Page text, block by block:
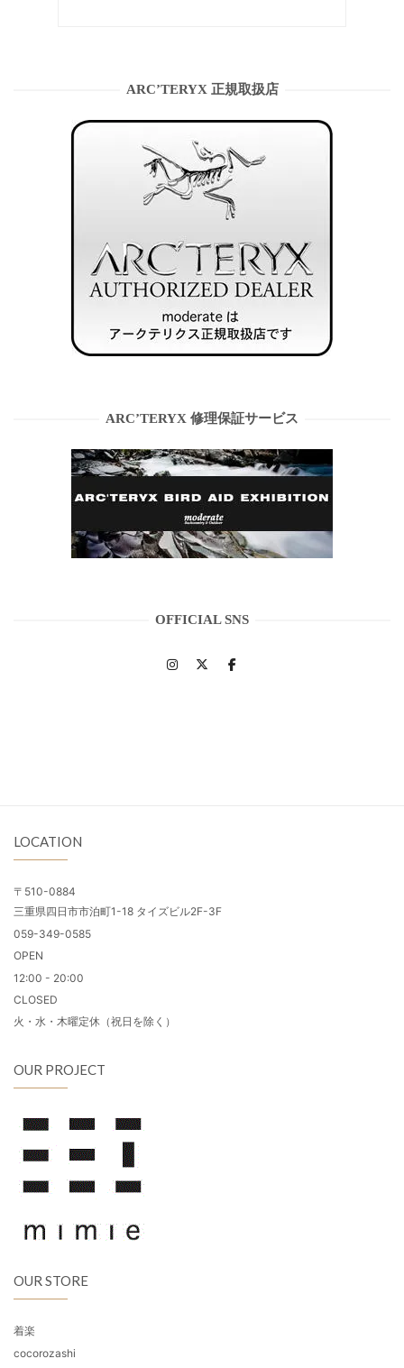
ARC’TERYX 正規取扱店
ARC’TERYX 修理保証サービス
OFFICIAL SNS
LOCATION
〒510-0884
三重県四日市市泊町1-18 タイズビル2F-3F
059-349-0585
OPEN
12:00 - 20:00
CLOSED
火・水・木曜定休（祝日を除く）
OUR PROJECT
OUR STORE
着楽
cocorozashi